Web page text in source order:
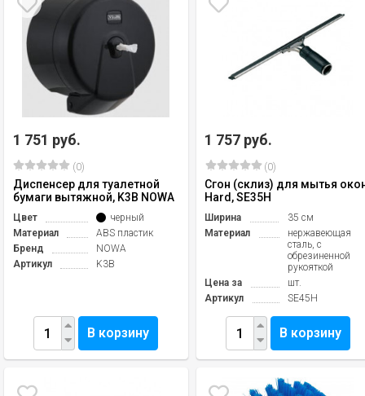
1 751 руб.
(0)
Диспенсер для туалетной
бумаги вытяжной, K3B NOWA
Цвет
черный
Материал
ABS пластик
Бренд
NOWA
Артикул
K3B
В корзину
1 757 руб.
(0)
Сгон (склиз) для мытья
Hard, SE35H
Ширина
35 см
Материал
нержавеющая
сталь, с
обрезиненной
рукояткой
Цена за
шт.
Артикул
SE45H
В корзину